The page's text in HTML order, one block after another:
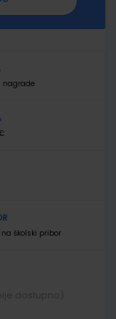
nagrade
školski pribor